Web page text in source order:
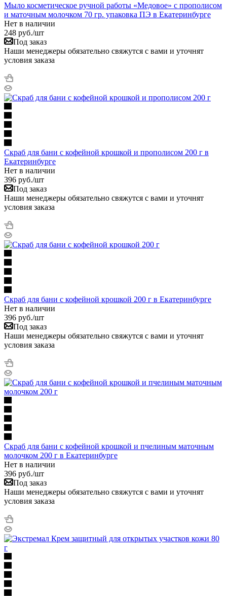
Мыло косметическое ручной работы «Медовое» с прополисом
и маточным молочком 70 гр. упаковка ПЭ в Екатеринбурге
Нет в наличии
248 руб./шт
Под заказ
Наши менеджеры обязательно свяжутся с вами и уточнят
условия заказа
Скраб для бани с кофейной крошкой и прополисом 200 г в
Екатеринбурге
Нет в наличии
396 руб./шт
Под заказ
Наши менеджеры обязательно свяжутся с вами и уточнят
условия заказа
Скраб для бани с кофейной крошкой 200 г в Екатеринбурге
Нет в наличии
396 руб./шт
Под заказ
Наши менеджеры обязательно свяжутся с вами и уточнят
условия заказа
Скраб для бани с кофейной крошкой и пчелиным маточным
молочком 200 г в Екатеринбурге
Нет в наличии
396 руб./шт
Под заказ
Наши менеджеры обязательно свяжутся с вами и уточнят
условия заказа